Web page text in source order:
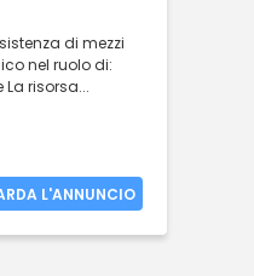
di mezzi
nel ruolo di:
La risorsa...
L'ANNUNCIO